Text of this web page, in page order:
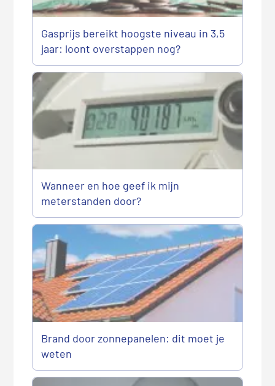
Gasprijs bereikt hoogste niveau in 3,5
jaar: loont overstappen nog?
Wanneer en hoe geef ik mijn
meterstanden door?
Brand door zonnepanelen: dit moet je
weten